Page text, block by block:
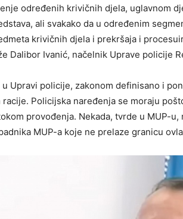
određenih krivičnih djela, uglavnom
ali svakako da u određenim
krivičnih djela i prekršaja i
Dalibor Ivanić, načelnik Uprave policije
Upravi policije, zakonom definisano i
Policijska naređenja se moraju
provođenja. Nekada, tvrde u MUP-
MUP-a koje ne prelaze granicu